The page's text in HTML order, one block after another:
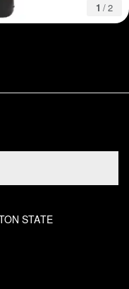
1 /2
STATE